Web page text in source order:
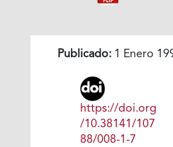
Publicado: 1 Enero
https://doi.org
/10.38141/107
88/008-1-7